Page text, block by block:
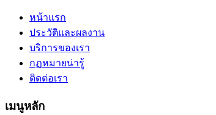
หน้าแรก
ประวัติและผลงาน
บริการของเรา
กฏหมายน่ารู้
ติดต่อเรา
เมนูหลัก